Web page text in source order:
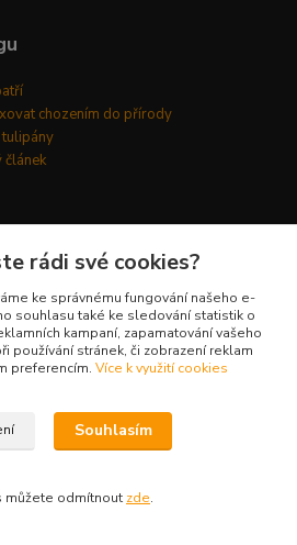
chozením do přírody
tulipány
článek
332 100
rádi své cookies?
ke správnému fungování našeho e-
souhlasu také ke sledování statistik o
kampaní, zapamatování vašeho
používání stránek, či zobrazení reklam
preferencím. Více k využití cookies
Souhlasím
můžete odmítnout zde.